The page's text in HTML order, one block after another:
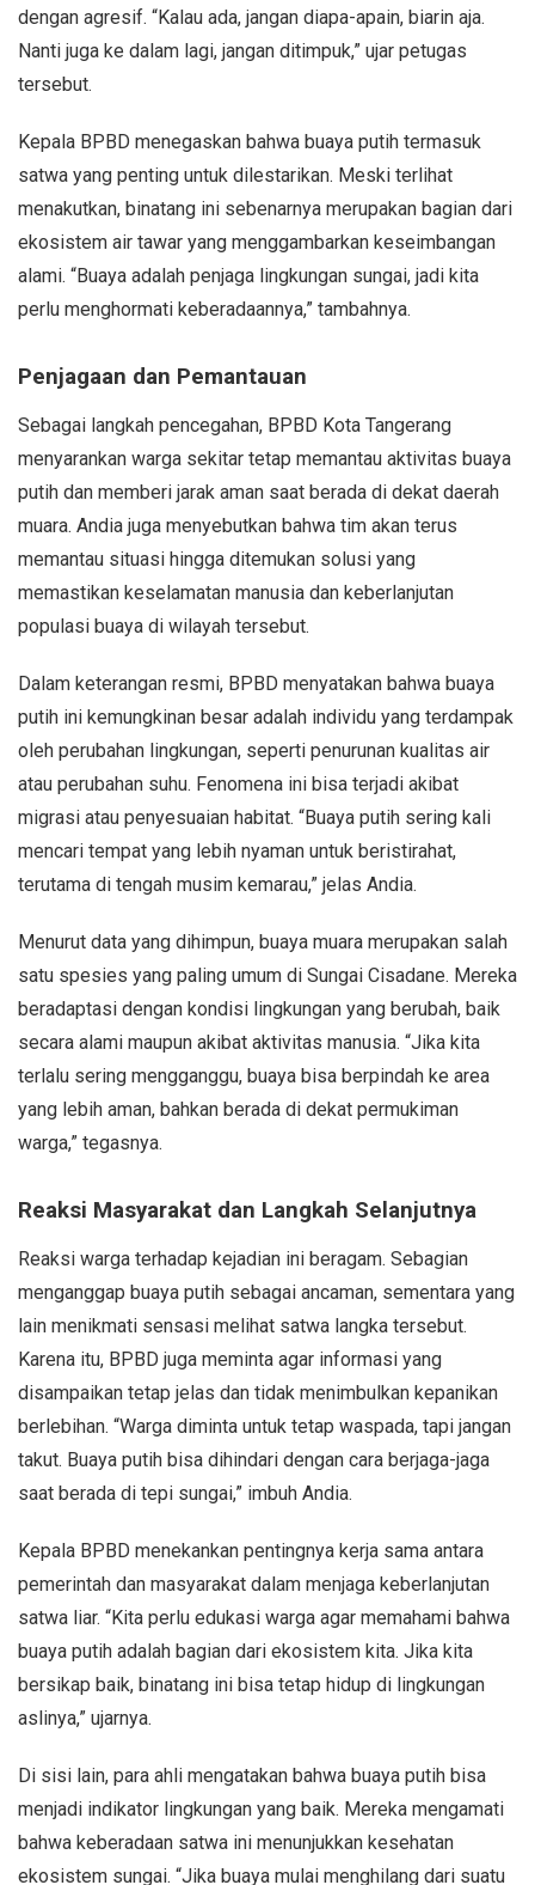
dengan agresif. “Kalau ada, jangan diapa-apain, biarin aja.
Nanti juga ke dalam lagi, jangan ditimpuk,” ujar petugas
tersebut.
Kepala BPBD menegaskan bahwa buaya putih termasuk
satwa yang penting untuk dilestarikan. Meski terlihat
menakutkan, binatang ini sebenarnya merupakan bagian dari
ekosistem air tawar yang menggambarkan keseimbangan
alami. “Buaya adalah penjaga lingkungan sungai, jadi kita
perlu menghormati keberadaannya,” tambahnya.
Penjagaan dan Pemantauan
Sebagai langkah pencegahan, BPBD Kota Tangerang
menyarankan warga sekitar tetap memantau aktivitas buaya
putih dan memberi jarak aman saat berada di dekat daerah
muara. Andia juga menyebutkan bahwa tim akan terus
memantau situasi hingga ditemukan solusi yang
memastikan keselamatan manusia dan keberlanjutan
populasi buaya di wilayah tersebut.
Dalam keterangan resmi, BPBD menyatakan bahwa buaya
putih ini kemungkinan besar adalah individu yang terdampak
oleh perubahan lingkungan, seperti penurunan kualitas air
atau perubahan suhu. Fenomena ini bisa terjadi akibat
migrasi atau penyesuaian habitat. “Buaya putih sering kali
mencari tempat yang lebih nyaman untuk beristirahat,
terutama di tengah musim kemarau,” jelas Andia.
Menurut data yang dihimpun, buaya muara merupakan salah
satu spesies yang paling umum di Sungai Cisadane. Mereka
beradaptasi dengan kondisi lingkungan yang berubah, baik
secara alami maupun akibat aktivitas manusia. “Jika kita
terlalu sering mengganggu, buaya bisa berpindah ke area
yang lebih aman, bahkan berada di dekat permukiman
warga,” tegasnya.
Reaksi Masyarakat dan Langkah Selanjutnya
Reaksi warga terhadap kejadian ini beragam. Sebagian
menganggap buaya putih sebagai ancaman, sementara yang
lain menikmati sensasi melihat satwa langka tersebut.
Karena itu, BPBD juga meminta agar informasi yang
disampaikan tetap jelas dan tidak menimbulkan kepanikan
berlebihan. “Warga diminta untuk tetap waspada, tapi jangan
takut. Buaya putih bisa dihindari dengan cara berjaga-jaga
saat berada di tepi sungai,” imbuh Andia.
Kepala BPBD menekankan pentingnya kerja sama antara
pemerintah dan masyarakat dalam menjaga keberlanjutan
satwa liar. “Kita perlu edukasi warga agar memahami bahwa
buaya putih adalah bagian dari ekosistem kita. Jika kita
bersikap baik, binatang ini bisa tetap hidup di lingkungan
aslinya,” ujarnya.
Di sisi lain, para ahli mengatakan bahwa buaya putih bisa
menjadi indikator lingkungan yang baik. Mereka mengamati
bahwa keberadaan satwa ini menunjukkan kesehatan
ekosistem sungai. “Jika buaya mulai menghilang dari suatu